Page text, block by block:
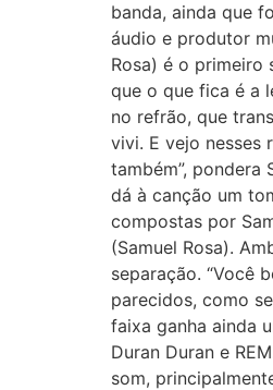
banda, ainda que
áudio e produtor
Rosa) é o primeiro
que o que fica é a
no refrão, que
vivi. E vejo nesses
também”, pondera
dá à canção um
compostas por
(Samuel Rosa).
separação. “Você
parecidos, como
faixa ganha ainda
Duran Duran e
som,